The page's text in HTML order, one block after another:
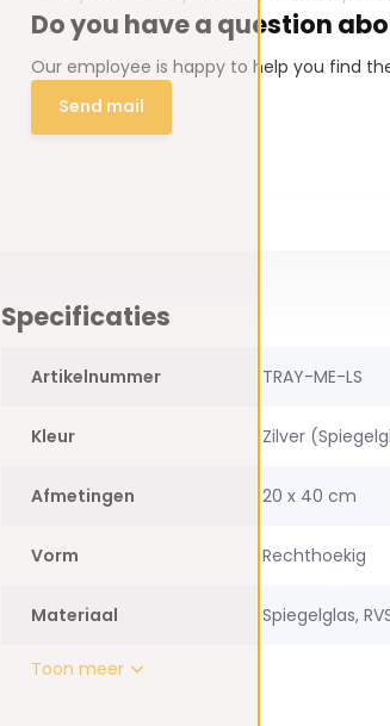
Do you have a question
Our employee is happy to help you find
Send mail
Specificaties
Artikelnummer TRAY-ME-LS
Kleur Zilver
Afmetingen 20 x 40 cm
Vorm Rechthoekig
Materiaal Spiegelglas,
Toon meer